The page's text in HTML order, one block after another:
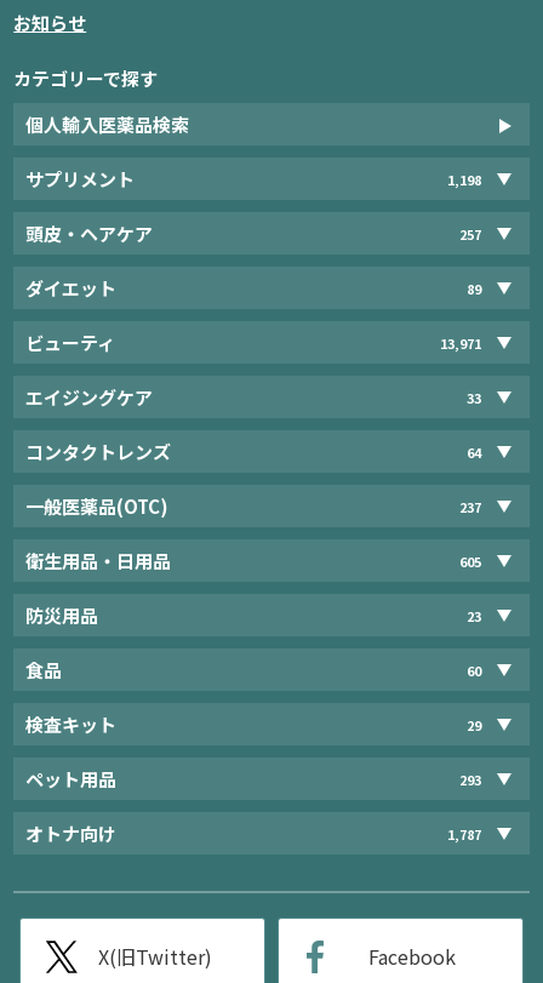
お知らせ
カテゴリーで探す
個人輸入医薬品検索
サプリメント 1,198
頭皮・ヘアケア 257
ダイエット 89
ビューティ 13,971
エイジングケア 33
コンタクトレンズ 64
一般医薬品(OTC) 237
衛生用品・日用品 605
防災用品 23
食品 60
検査キット 29
ペット用品 293
オトナ向け 1,787
X(旧Twitter) Facebook